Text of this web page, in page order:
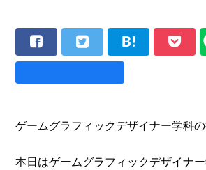
ゲームグラフィックデザイナー学科の
本日はゲームグラフィックデザイナ